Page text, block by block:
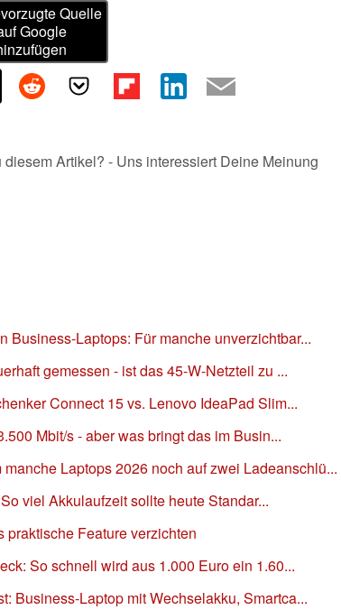
Quelle
Google
Artikel? - Uns interessiert Deine Meinung
Business-Laptops: Für manche unverzichtbar...
gemessen - ist das 45-W-Netzteil zu ...
Connect 15 vs. Lenovo IdeaPad Slim...
Mbit/s - aber was bringt das im Busin...
Laptops 2026 noch auf zwei Ladeanschlü...
viel Akkulaufzeit sollte heute Standar...
praktische Feature verzichten
So schnell wird aus 1.000 Euro ein 1.60...
Business-Laptop mit Wechselakku, Smartca...